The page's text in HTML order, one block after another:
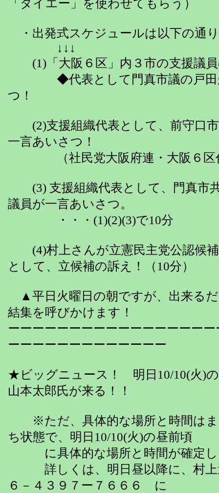
「ダイエー」を使わせてもらう）
・出発式スケジュールは以下の通
↓↓↓
(1)「大阪６区」内３市の支援議員
◆代表として門真市議の戸田
つ！
(2)支援組織代表として、前守口市
一言あいさつ！
（社民党大阪府連・大阪６区
(3) 支援組織代表として、門真市
議員が一言あいさつ。
・・・(1)(2)(3)で10
(4)村上さんが立憲民主党公認候補
として、立候補の訴え！（10分）
▲平日火曜日の朝ですが、出来る
結集を呼びかけます！
ーーーーーーーーーーーーーーーー
ーーーーーーーーーーーーー
★ビッグニュース！ 明日10/10(火)
山本太郎氏が来る！！
※ただ、具体的な場所と時間はま
ち状態で、明日10/10(火)の昼前頃
に具体的な場所と時間が確定し
詳しくは、明日昼以降に、村上
６－４３９７ー７６６６ に